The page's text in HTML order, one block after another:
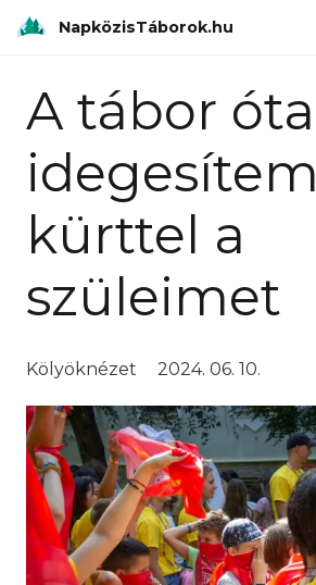
NapközisTáborok.hu
A tábor óta
idegesítem
kürttel a
szüleimet
Kölyöknézet 2024. 06. 10.